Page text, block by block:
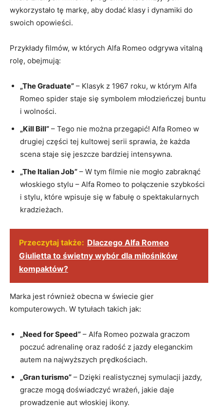
wykorzystało tę markę, aby ⁤dodać⁤ klasy i dynamiki do
swoich opowieści.
Przykłady filmów, w których Alfa Romeo odgrywa vitalną
rolę, obejmują:
„The Graduate” – Klasyk z 1967 ‌roku, w którym Alfa
Romeo spider staje się symbolem ⁤młodzieńczej buntu
i‍ wolności.
„Kill Bill” – Tego nie można przegapić! ‍Alfa⁤ Romeo w⁢
drugiej części⁢ tej kultowej serii sprawia, że każda
scena staje się jeszcze bardziej intensywna.
„The Italian Job” – W tym filmie nie mogło zabraknąć
włoskiego stylu – Alfa Romeo to połączenie szybkości
i stylu, ‍które wpisuje się w fabułę o spektakularnych
kradzieżach.
Przeczytaj także: Dlaczego Alfa Romeo
Giulietta to świetny wybór dla miłośników
kompaktów?
Marka jest⁣ również obecna w świecie gier
komputerowych. W tytułach takich jak:
„Need for Speed” – Alfa Romeo pozwala graczom
poczuć adrenalinę oraz radość z jazdy eleganckim
autem na najwyższych prędkościach.
„Gran⁢ turismo” – Dzięki realistycznej ​symulacji jazdy,
gracze mogą doświadczyć wrażeń, jakie daje
prowadzenie aut włoskiej ikony.